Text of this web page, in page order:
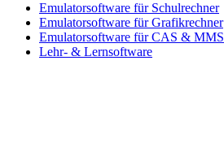
Emulatorsoftware für Schulrechner
Emulatorsoftware für Grafikrechner
Emulatorsoftware für CAS & MMS
Lehr- & Lernsoftware